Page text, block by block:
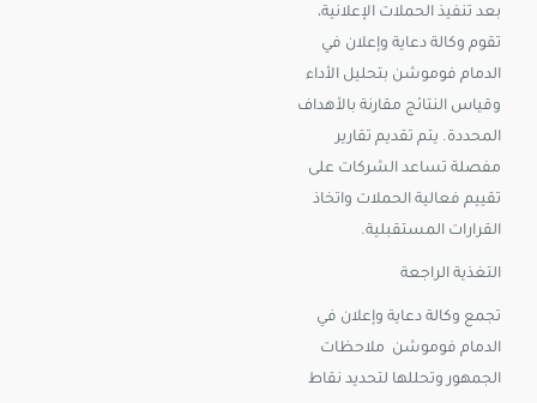
بعد تنفيذ الحملات الإعلانية،
تقوم وكالة دعاية وإعلان في
الدمام فوموشن بتحليل الأداء
وقياس النتائج مقارنة بالأهداف
المحددة. يتم تقديم تقارير
مفصلة تساعد الشركات على
تقييم فعالية الحملات واتخاذ
القرارات المستقبلية.
التغذية الراجعة
تجمع وكالة دعاية وإعلان في
الدمام فوموشن ملاحظات
الجمهور وتحللها لتحديد نقاط